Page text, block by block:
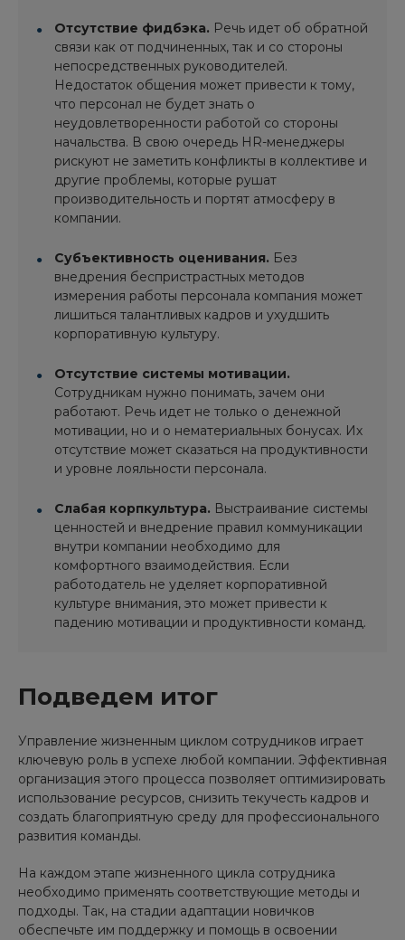
Отсутствие фидбэка. Речь идет об обратной
связи как от подчиненных, так и со стороны
непосредственных руководителей.
Недостаток общения может привести к тому,
что персонал не будет знать о
неудовлетворенности работой со стороны
начальства. В свою очередь HR-менеджеры
рискуют не заметить конфликты в коллективе и
другие проблемы, которые рушат
производительность и портят атмосферу в
компании.
Субъективность оценивания. Без
внедрения беспристрастных методов
измерения работы персонала компания может
лишиться талантливых кадров и ухудшить
корпоративную культуру.
Отсутствие системы мотивации.
Сотрудникам нужно понимать, зачем они
работают. Речь идет не только о денежной
мотивации, но и о нематериальных бонусах. Их
отсутствие может сказаться на продуктивности
и уровне лояльности персонала.
Слабая корпкультура. Выстраивание системы
ценностей и внедрение правил коммуникации
внутри компании необходимо для
комфортного взаимодействия. Если
работодатель не уделяет корпоративной
культуре внимания, это может привести к
падению мотивации и продуктивности команд.
Подведем итог
Управление жизненным циклом сотрудников играет
ключевую роль в успехе любой компании. Эффективная
организация этого процесса позволяет оптимизировать
использование ресурсов, снизить текучесть кадров и
создать благоприятную среду для профессионального
развития команды.
На каждом этапе жизненного цикла сотрудника
необходимо применять соответствующие методы и
подходы. Так, на стадии адаптации новичков
обеспечьте им поддержку и помощь в освоении